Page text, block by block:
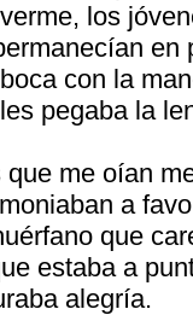
los
con la
pegaba la
me oían
a
que
estaba a
alegría.